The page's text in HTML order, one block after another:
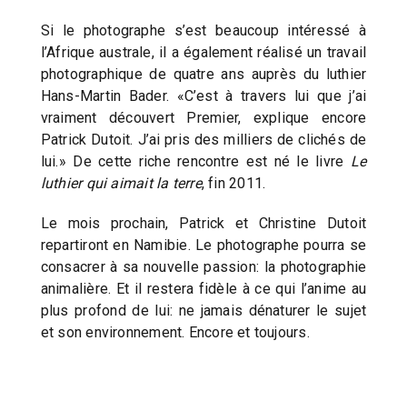
Si le photographe s’est beaucoup intéressé à
l’Afrique australe, il a également réalisé un travail
photographique de quatre ans auprès du luthier
Hans-Martin Bader. «C’est à travers lui que j’ai
vraiment découvert Premier, explique encore
Patrick Dutoit. J’ai pris des milliers de clichés de
lui.» De cette riche rencontre est né le livre Le
luthier qui aimait la terre, fin 2011.
Le mois prochain, Patrick et Christine Dutoit
repartiront en Namibie. Le photographe pourra se
consacrer à sa nouvelle passion: la photographie
animalière. Et il restera fidèle à ce qui l’anime au
plus profond de lui: ne jamais dénaturer le sujet
et son environnement. Encore et toujours.